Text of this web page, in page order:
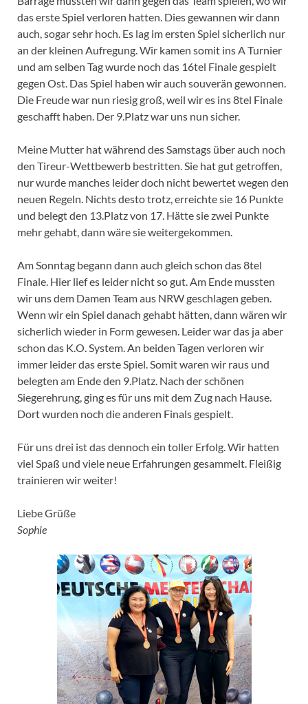
das erste Spiel verloren hatten. Dies gewannen wir dann
auch, sogar sehr hoch. Es lag im ersten Spiel sicherlich nur
an der kleinen Aufregung. Wir kamen somit ins A Turnier
und am selben Tag wurde noch das 16tel Finale gespielt
gegen Ost. Das Spiel haben wir auch souverän gewonnen.
Die Freude war nun riesig groß, weil wir es ins 8tel Finale
geschafft haben. Der 9.Platz war uns nun sicher.
Meine Mutter hat während des Samstags über auch noch
den Tireur-Wettbewerb bestritten. Sie hat gut getroffen,
nur wurde manches leider doch nicht bewertet wegen den
neuen Regeln. Nichts desto trotz, erreichte sie 16 Punkte
und belegt den 13.Platz von 17. Hätte sie zwei Punkte
mehr gehabt, dann wäre sie weitergekommen.
Am Sonntag begann dann auch gleich schon das 8tel
Finale. Hier lief es leider nicht so gut. Am Ende mussten
wir uns dem Damen Team aus NRW geschlagen geben.
Wenn wir ein Spiel danach gehabt hätten, dann wären wir
sicherlich wieder in Form gewesen. Leider war das ja aber
schon das K.O. System. An beiden Tagen verloren wir
immer leider das erste Spiel. Somit waren wir raus und
belegten am Ende den 9.Platz. Nach der schönen
Siegerehrung, ging es für uns mit dem Zug nach Hause.
Dort wurden noch die anderen Finals gespielt.
Für uns drei ist das dennoch ein toller Erfolg. Wir hatten
viel Spaß und viele neue Erfahrungen gesammelt. Fleißig
trainieren wir weiter!
Liebe Grüße
Sophie